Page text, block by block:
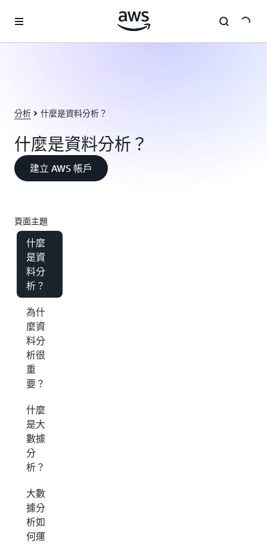
分析 什麼是資料分析？
什麼是資料分析？
建立 AWS 帳戶
頁面主題
什麼
是資
料分
析？
為什
麼資
料分
析很
重
要？
什麼
是大
數據
分
析？
大數
據分
析如
何運